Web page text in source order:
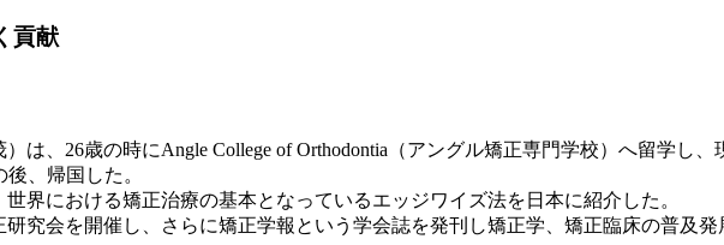
貢献
は、26歳の時にAngle College of Orthodontia（アングル矯正専門学校）へ留学し
、帰国した。
界における矯正治療の基本となっているエッジワイズ法を日本に紹介した。
究会を開催し、さらに矯正学報という学会誌を発刊し矯正学、矯正臨床の普及発